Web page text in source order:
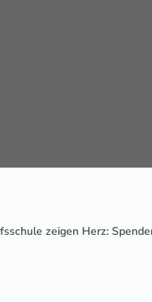
zeigen Herz: